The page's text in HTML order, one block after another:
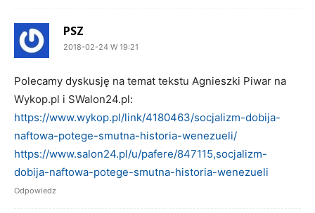
PSZ
2018-02-24 W 19:21
Polecamy dyskusję na temat tekstu Agnieszki Piwar na
Wykop.pl i SWalon24.pl:
https://www.wykop.pl/link/4180463/socjalizm-dobija-
naftowa-potege-smutna-historia-wenezueli/
https://www.salon24.pl/u/pafere/847115,socjalizm-
dobija-naftowa-potege-smutna-historia-wenezueli
Odpowiedz